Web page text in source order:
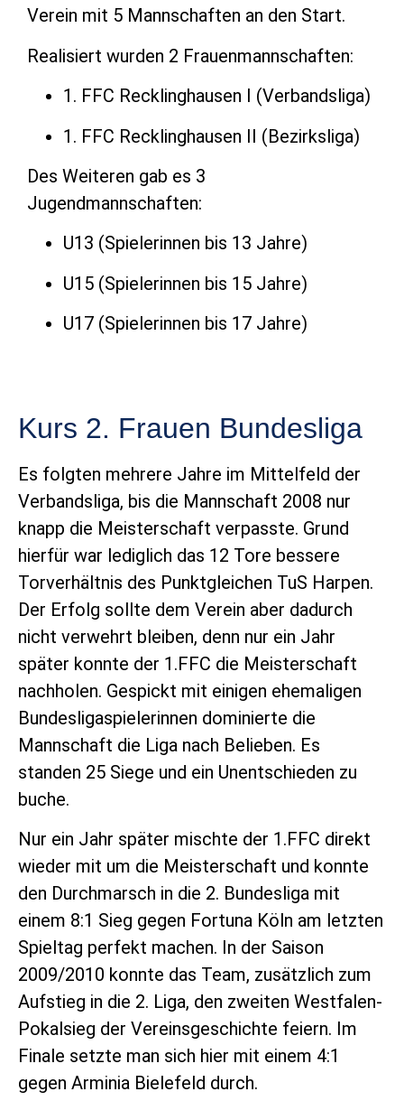
Verein mit 5 Mannschaften an den Start.
Realisiert wurden 2 Frauenmannschaften:
1. FFC Recklinghausen I (Verbandsliga)
1. FFC Recklinghausen II (Bezirksliga)
Des Weiteren gab es 3
Jugendmannschaften:
U13 (Spielerinnen bis 13 Jahre)
U15 (Spielerinnen bis 15 Jahre)
U17 (Spielerinnen bis 17 Jahre)
Kurs 2. Frauen Bundesliga
Es folgten mehrere Jahre im Mittelfeld der
Verbandsliga, bis die Mannschaft 2008 nur
knapp die Meisterschaft verpasste. Grund
hierfür war lediglich das 12 Tore bessere
Torverhältnis des Punktgleichen TuS Harpen.
Der Erfolg sollte dem Verein aber dadurch
nicht verwehrt bleiben, denn nur ein Jahr
später konnte der 1.FFC die Meisterschaft
nachholen. Gespickt mit einigen ehemaligen
Bundesligaspielerinnen dominierte die
Mannschaft die Liga nach Belieben. Es
standen 25 Siege und ein Unentschieden zu
buche.
Nur ein Jahr später mischte der 1.FFC direkt
wieder mit um die Meisterschaft und konnte
den Durchmarsch in die 2. Bundesliga mit
einem 8:1 Sieg gegen Fortuna Köln am letzten
Spieltag perfekt machen. In der Saison
2009/2010 konnte das Team, zusätzlich zum
Aufstieg in die 2. Liga, den zweiten Westfalen-
Pokalsieg der Vereinsgeschichte feiern. Im
Finale setzte man sich hier mit einem 4:1
gegen Arminia Bielefeld durch.